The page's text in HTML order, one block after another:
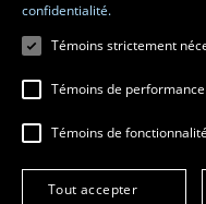
confidentialité.
Témoins strictement
Témoins de performance
Témoins de fonctionnalité
Tout accepter